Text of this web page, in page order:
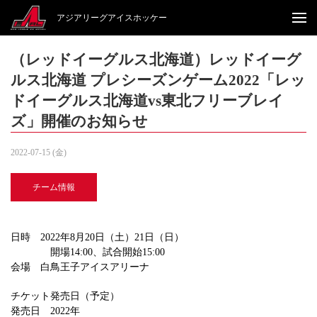
アジアリーグアイスホッケー
（レッドイーグルス北海道）レッドイーグ
ルス北海道 プレシーズンゲーム2022「レッ
ドイーグルス北海道vs東北フリーブレイ
ズ」開催のお知らせ
2022-07-15 (金)
チーム情報
日時 2022年8月20日（土）21日（日）
開場14:00、試合開始15:00
会場 白鳥王子アイスアリーナ
チケット発売日（予定）
発売日 2022年